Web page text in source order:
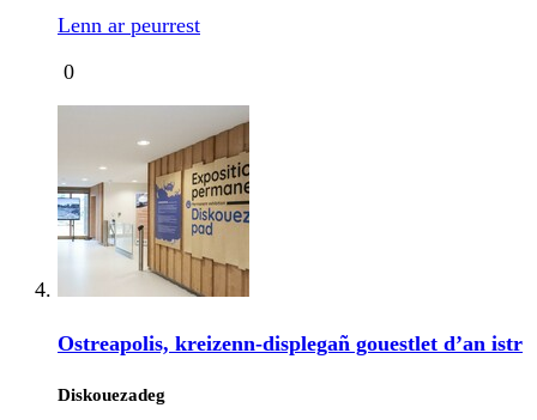
Lenn ar peurrest
0
Ostreapolis, kreizenn-displegañ gouestlet d’an istr
Diskouezadeg